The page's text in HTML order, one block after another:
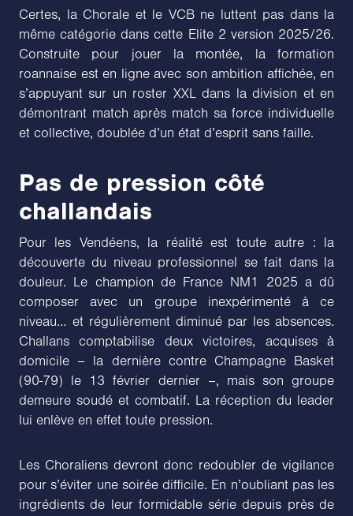
Certes, la Chorale et le VCB ne luttent pas dans la
même catégorie dans cette Elite 2 version 2025/26.
Construite pour jouer la montée, la formation
roannaise est en ligne avec son ambition affichée, en
s’appuyant sur un roster XXL dans la division et en
démontrant match après match sa force individuelle
et collective, doublée d’un état d’esprit sans faille.
Pas de pression côté
challandais
Pour les Vendéens, la réalité est toute autre : la
découverte du niveau professionnel se fait dans la
douleur. Le champion de France NM1 2025 a dû
composer avec un groupe inexpérimenté à ce
niveau… et régulièrement diminué par les absences.
Challans comptabilise deux victoires, acquises à
domicile – la dernière contre Champagne Basket
(90-79) le 13 février dernier –, mais son groupe
demeure soudé et combatif. La réception du leader
lui enlève en effet toute pression.
Les Choraliens devront donc redoubler de vigilance
pour s’éviter une soirée difficile. En n’oubliant pas les
ingrédients de leur formidable série depuis près de